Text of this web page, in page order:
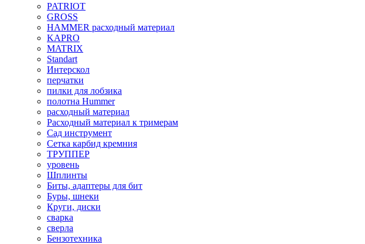
PATRIOT
GROSS
HAMMER расходный материал
KAPRO
MATRIX
Standart
Интерскол
перчатки
пилки для лобзика
полотна Hummer
расходный материал
Расходный материал к тримерам
Сад инструмент
Сетка карбид кремния
ТРУППЕР
уровень
Шплинты
Биты, адаптеры для бит
Буры, шнеки
Круги, диски
сварка
сверла
Бензотехника